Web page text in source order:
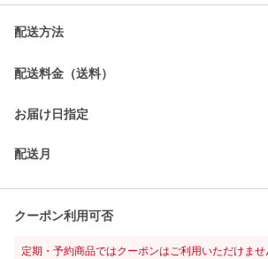
配送方法
配送料金（送料）
お届け日指定
配送月
クーポン利用可否
定期・予約商品ではクーポンはご利用いただけませ